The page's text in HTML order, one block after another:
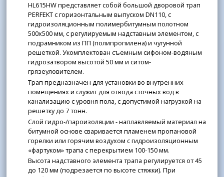
HL615HW представляет собой большой дворовой трап
PERFEKT с горизонтальным выпуском DN110, с
гидроизоляционным полимербитумным полотном
500x500 мм, с регулируемым надставным элементом, с
подрамником из ПП (полипропилена) и чугунной
решеткой. Укомплектован съемным сифоном-водяным
гидрозатвором высотой 50 мм и ситом-
грязеуловителем.
Трап предназначен для установки во внутренних
помещениях и служит для отвода сточных вод в
канализацию с уровня пола, с допустимой нагрузкой на
решетку до 7 тонн.
Слой гидро-/пароизоляции - наплавляемый материал на
битумной основе сваривается пламенем пропановой
горелки или горячим воздухом с гидроизоляционным
«фартуком» трапа с перекрытием 100-150 мм.
Высота надставного элемента трапа регулируется от 45
до 120 мм (подрезается по высоте стяжки). При